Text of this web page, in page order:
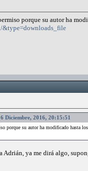
porque su autor ha
&type=downloads_file
Diciembre, 2016, 20:15:51
porque su autor ha modificado hasta
Adrián, ya me dirá algo,